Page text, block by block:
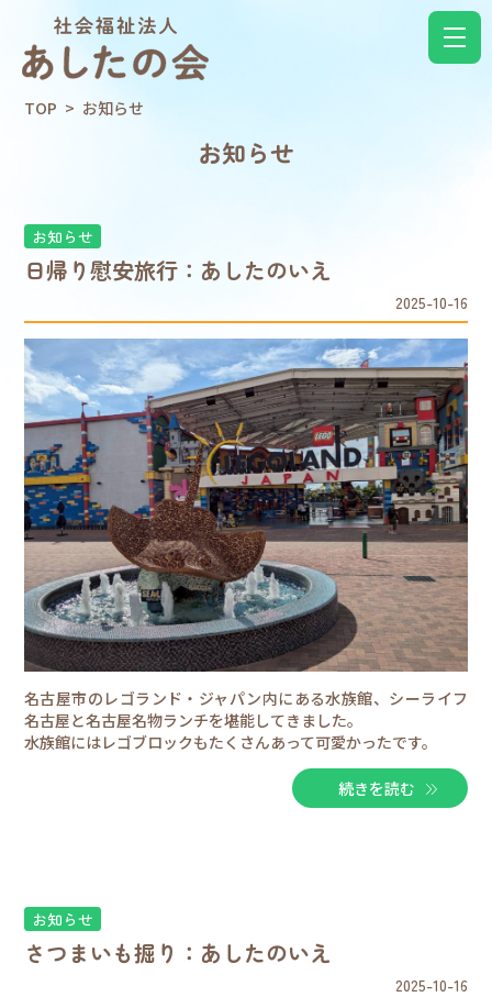
TOP > お知らせ
お知らせ
お知らせ
日帰り慰安旅行：あしたのいえ
2025-10-16
名古屋市のレゴランド・ジャパン内にある水族館、シーライフ
名古屋と名古屋名物ランチを堪能してきました。
水族館にはレゴブロックもたくさんあって可愛かったです。
続きを読む
お知らせ
さつまいも掘り：あしたのいえ
2025-10-16